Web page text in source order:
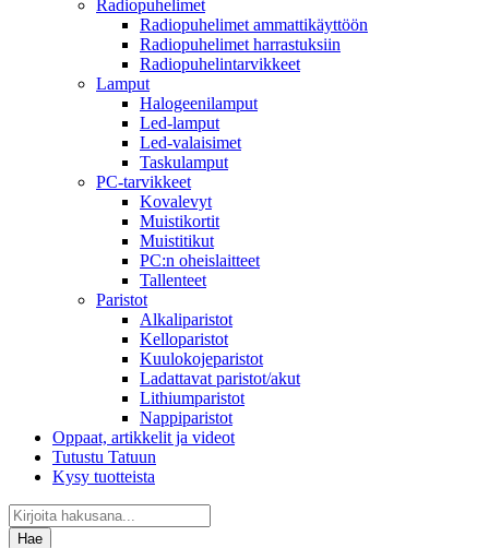
Radiopuhelimet
Radiopuhelimet ammattikäyttöön
Radiopuhelimet harrastuksiin
Radiopuhelintarvikkeet
Lamput
Halogeenilamput
Led-lamput
Led-valaisimet
Taskulamput
PC-tarvikkeet
Kovalevyt
Muistikortit
Muistitikut
PC:n oheislaitteet
Tallenteet
Paristot
Alkaliparistot
Kelloparistot
Kuulokojeparistot
Ladattavat paristot/akut
Lithiumparistot
Nappiparistot
Oppaat, artikkelit ja videot
Tutustu Tatuun
Kysy tuotteista
Hae